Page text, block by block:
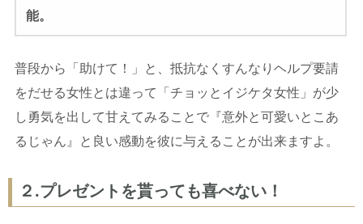
能。
普段から「助けて！」と、抵抗なくすんなりヘルプ要請
をだせる女性とは違って「チョッとイジケタ女性」が少
し勇気を出して甘えてみることで『意外と可愛いとこあ
るじゃん』と良い感動を彼に与えることが出来ますよ。
２.プレゼントを貰っても喜べない！